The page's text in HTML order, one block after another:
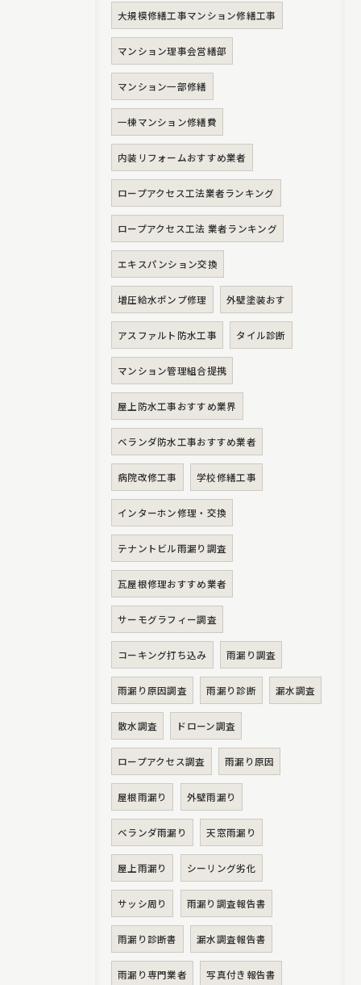
大規模修繕工事マンション修繕工事
マンション理事会営繕部
マンション一部修繕
一棟マンション修繕費
内装リフォームおすすめ業者
ロープアクセス工法業者ランキング
ロープアクセス工法 業者ランキング
エキスパンション交換
増圧給水ポンプ修理 外壁塗装おす
アスファルト防水工事 タイル診断
マンション管理組合提携
屋上防水工事おすすめ業界
ベランダ防水工事おすすめ業者
病院改修工事 学校修繕工事
インターホン修理・交換
テナントビル雨漏り調査
瓦屋根修理おすすめ業者
サーモグラフィー調査
コーキング打ち込み 雨漏り調査
雨漏り原因調査 雨漏り診断 漏水調査
散水調査 ドローン調査
ロープアクセス調査 雨漏り原因
屋根雨漏り 外壁雨漏り
ベランダ雨漏り 天窓雨漏り
屋上雨漏り シーリング劣化
サッシ周り 雨漏り調査報告書
雨漏り診断書 漏水調査報告書
雨漏り専門業者 写真付き報告書